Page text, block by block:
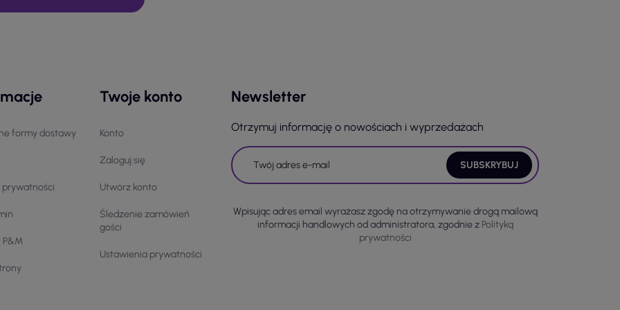
formy dostawy
prywatności
P&M
Twoje konto
Konto
Zaloguj się
Utwórz konto
Śledzenie zamówień
gości
Ustawienia prywatności
Newsletter
Otrzymuj informację o nowościach i wyprzedażach
Wpisując adres email wyrażasz zgodę na otrzymywanie drogą mailową
informacji handlowych od administratora, zgodnie z Polityką
prywatności